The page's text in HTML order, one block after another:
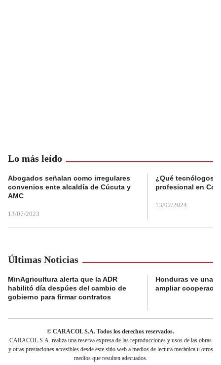
Lo más leído
Abogados señalan como irregulares
convenios ente alcaldía de Cúcuta y
AMC
13/07/2023
¿Qué tecnólogos
profesional en
13/02/2024
Últimas Noticias
MinAgricultura alerta que la ADR
habilitó día despúes del cambio de
gobierno para firmar contratos
Honduras ve una
ampliar
© CARACOL S.A. Todos los derechos reservados.
CARACOL S.A. realiza una reserva expresa de las reproducciones y usos de las obras
y otras prestaciones accesibles desde este sitio web a medios de lectura mecánica u otros
medios que resulten adecuados.